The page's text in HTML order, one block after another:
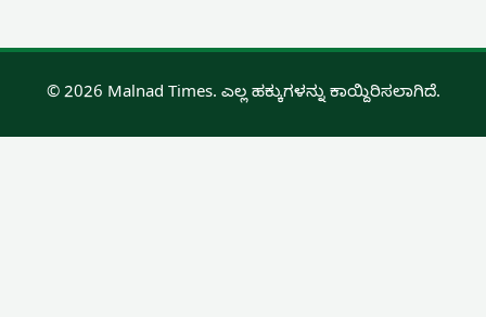
© 2026 Malnad Times. ಎಲ್ಲ ಹಕ್ಕುಗಳನ್ನು ಕಾಯ್ದಿರಿಸಲಾಗಿದೆ.